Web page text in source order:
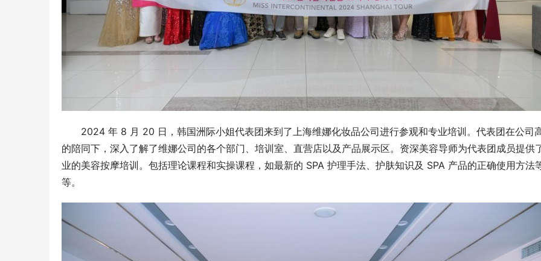
2024 年 8 月 20 日，韩国洲际小姐代表团来到了上海维娜化妆品公司进行参观和专业培训。代表团在公司
的陪同下，深入了解了维娜公司的各个部门、培训室、直营店以及产品展示区。资深美容导师为代表团成员提供
业的美容按摩培训。包括理论课程和实操课程，如最新的 SPA 护理手法、护肤知识及 SPA 产品的正确使用方法
等。